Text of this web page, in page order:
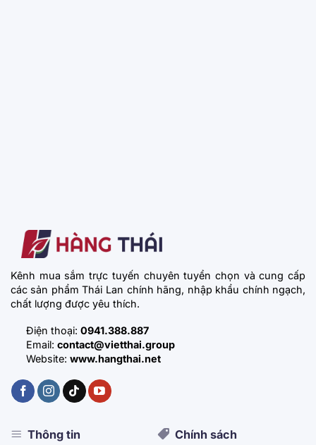
Kênh mua sắm trực tuyến chuyên tuyển chọn và cung cấp
các sản phẩm Thái Lan chính hãng, nhập khẩu chính ngạch,
chất lượng được yêu thích.
Điện thoại: 0941.388.887
Email: contact@vietthai.group
Website: www.hangthai.net
Thông tin Chính sách